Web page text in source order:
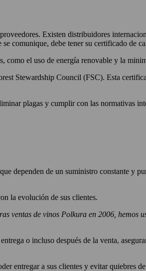
Existen distribuidores
comunique, debe tener su certificado de
como el uso de energía renovable y la
Stewardship Council (FSC). Esta
plagas y cumplir con las normativas
dependen de un suministro constante y
la evolución de sus clientes.
ventas de vinos Polkura en 2006, hemos
o incluso después de la venta,
entregar a sus clientes y evitar quiebres